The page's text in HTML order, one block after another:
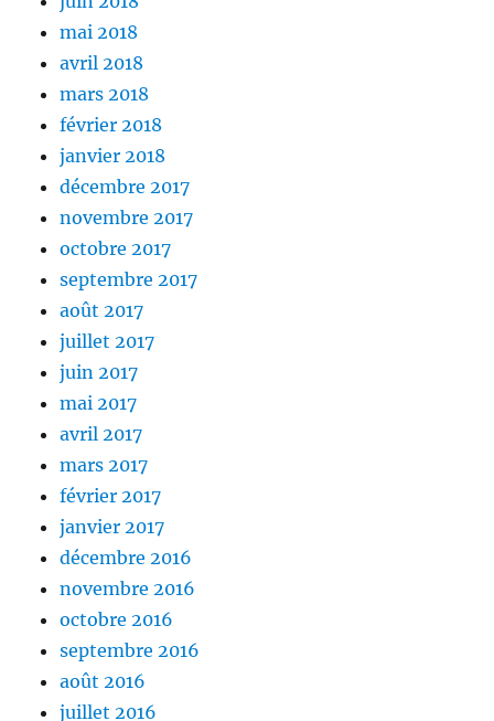
mai 2018
avril 2018
mars 2018
février 2018
janvier 2018
décembre 2017
novembre 2017
octobre 2017
septembre 2017
août 2017
juillet 2017
juin 2017
mai 2017
avril 2017
mars 2017
février 2017
janvier 2017
décembre 2016
novembre 2016
octobre 2016
septembre 2016
août 2016
juillet 2016